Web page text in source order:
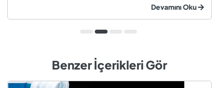
zorundadır. Araç muayenesi; otomobil, motosiklet,
kamyon, kamyo...
Devamını Oku
Benzer İçerikleri Gör